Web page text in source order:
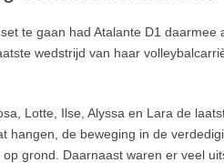
te gaan had Atalante D1 daarmee
wedstrijd van haar
Lotte, Ilse, Alyssa en Lara de
hangen, de beweging in de
grond. Daarnaast waren er veel